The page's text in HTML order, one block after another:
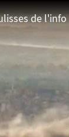
de l'info